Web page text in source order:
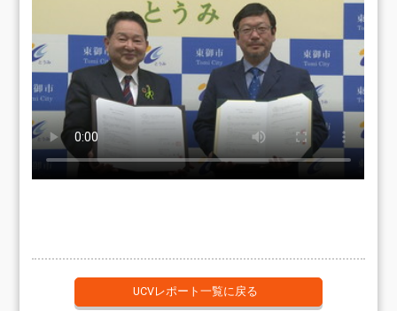
UCVレポート一覧に戻る